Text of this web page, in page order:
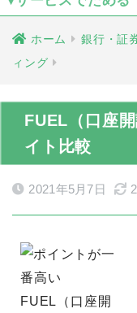
ホーム 銀行・証
ィング
FUEL（口座
イト比較
2021年5月7日